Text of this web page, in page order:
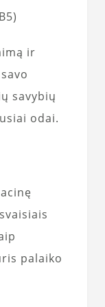
ir
savybių
odai.
palaiko